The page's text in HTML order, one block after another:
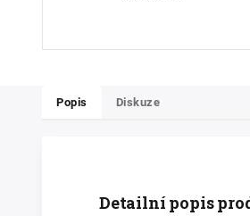
Popis Diskuze
Detailní popis